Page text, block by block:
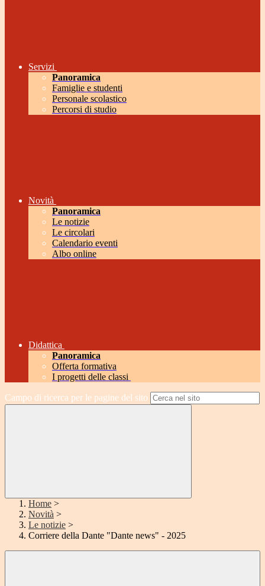
Servizi
Panoramica
Famiglie e studenti
Personale scolastico
Percorsi di studio
Novità
Panoramica
Le notizie
Le circolari
Calendario eventi
Albo online
Didattica
Panoramica
Offerta formativa
I progetti delle classi
Campo di ricerca per le pagine del sito
Home >
Novità >
Le notizie >
Corriere della Dante "Dante news" - 2025